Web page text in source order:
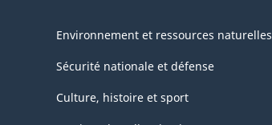
Environnement et ressources naturelles
Sécurité nationale et défense
Culture, histoire et sport